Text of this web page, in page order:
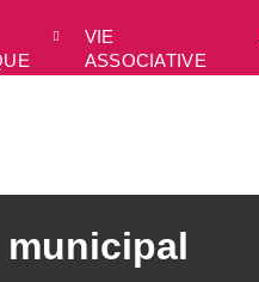
VIE
ASSOCIATIVE